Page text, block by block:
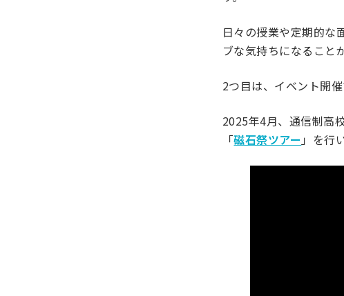
日々の授業や定期的な
ブな気持ちになること
2つ目は、イベント開催
2025年4月、通信制高
「磁石祭ツアー 」を行